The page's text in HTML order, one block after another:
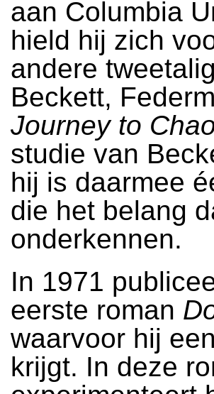
aan Columbia
hield hij zich
andere
Beckett,
Journey to
studie van
hij is daarmee
die het belang
onderkennen.
In 1971
eerste roman
waarvoor hij
krijgt. In deze